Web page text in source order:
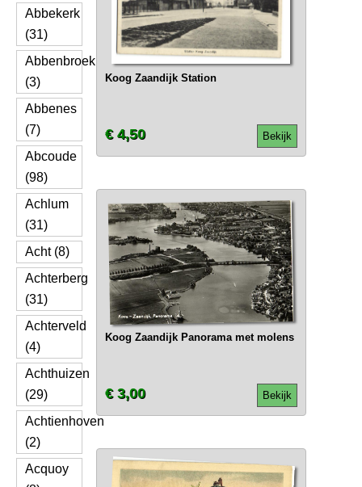
Abbekerk
(31)
Abbenbroek
(3)
Abbenes
(7)
Abcoude
(98)
Achlum
(31)
Acht (8)
Achterberg
(31)
Achterveld
(4)
Achthuizen
(29)
Achtienhoven
(2)
Acquoy
Koog Zaandijk Station
Bekijk
€ 4,50
Koog Zaandijk Panorama met molens
Bekijk
€ 3,00